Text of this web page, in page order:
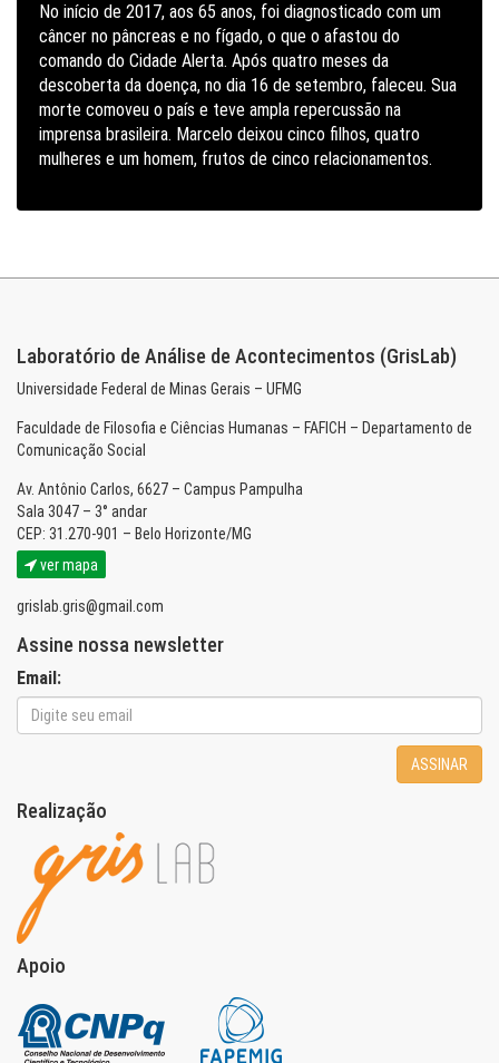
No início de 2017, aos 65 anos, foi diagnosticado com um
câncer no pâncreas e no fígado, o que o afastou do
comando do Cidade Alerta. Após quatro meses da
descoberta da doença, no dia 16 de setembro, faleceu. Sua
morte comoveu o país e teve ampla repercussão na
imprensa brasileira. Marcelo deixou cinco filhos, quatro
mulheres e um homem, frutos de cinco relacionamentos.
Laboratório de Análise de Acontecimentos (GrisLab)
Universidade Federal de Minas Gerais – UFMG
Faculdade de Filosofia e Ciências Humanas – FAFICH – Departamento de
Comunicação Social
Av. Antônio Carlos, 6627 – Campus Pampulha
Sala 3047 – 3° andar
CEP: 31.270-901 – Belo Horizonte/MG
ver mapa
grislab.gris@gmail.com
Assine nossa newsletter
Email:
ASSINAR
Realização
Apoio